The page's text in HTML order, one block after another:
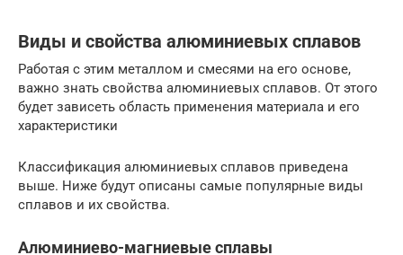
Виды и свойства алюминиевых сплавов
Работая с этим металлом и смесями на его основе,
важно знать свойства алюминиевых сплавов. От этого
будет зависеть область применения материала и его
характеристики
Классификация алюминиевых сплавов приведена
выше. Ниже будут описаны самые популярные виды
сплавов и их свойства.
Алюминиево-магниевые сплавы